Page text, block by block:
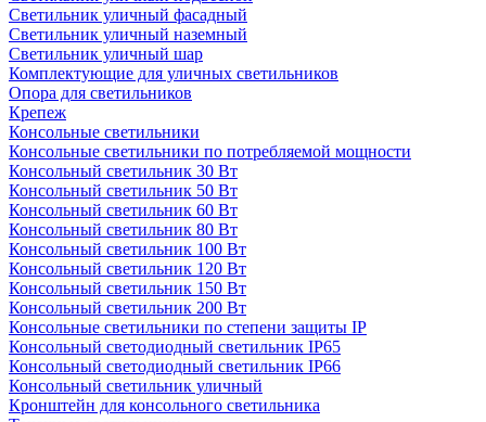
Светильник уличный фасадный
Светильник уличный наземный
Cветильник уличный шар
Комплектующие для уличных светильников
Опора для светильников
Крепеж
Консольные светильники
Консольные светильники по потребляемой мощности
Консольный светильник 30 Вт
Консольный светильник 50 Вт
Консольный светильник 60 Вт
Консольный светильник 80 Вт
Консольный светильник 100 Вт
Консольный светильник 120 Вт
Консольный светильник 150 Вт
Консольный светильник 200 Вт
Консольные светильники по степени защиты IP
Консольный светодиодный светильник IP65
Консольный светодиодный светильник IP66
Консольный светильник уличный
Кронштейн для консольного светильника